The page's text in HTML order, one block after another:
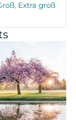
, Extra groß